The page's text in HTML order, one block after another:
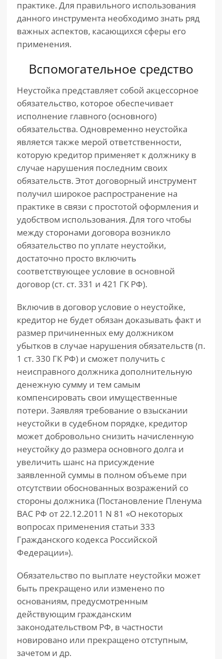
практике. Для правильного использования
данного инструмента необходимо знать ряд
важных аспектов, касающихся сферы его
применения.
Вспомогательное средство
Неустойка представляет собой акцессорное
обязательство, которое обеспечивает
исполнение главного (основного)
обязательства. Одновременно неустойка
является также мерой ответственности,
которую кредитор применяет к должнику в
случае нарушения последним своих
обязательств. Этот договорный инструмент
получил широкое распространение на
практике в связи с простотой оформления и
удобством использования. Для того чтобы
между сторонами договора возникло
обязательство по уплате неустойки,
достаточно просто включить
соответствующее условие в основной
договор (ст. ст. 331 и 421 ГК РФ).
Включив в договор условие о неустойке,
кредитор не будет обязан доказывать факт и
размер причиненных ему должником
убытков в случае нарушения обязательств (п.
1 ст. 330 ГК РФ) и сможет получить с
неисправного должника дополнительную
денежную сумму и тем самым
компенсировать свои имущественные
потери. Заявляя требование о взыскании
неустойки в судебном порядке, кредитор
может добровольно снизить начисленную
неустойку до размера основного долга и
увеличить шанс на присуждение
заявленной суммы в полном объеме при
отсутствии обоснованных возражений со
стороны должника (Постановление Пленума
ВАС РФ от 22.12.2011 N 81 «О некоторых
вопросах применения статьи 333
Гражданского кодекса Российской
Федерации»).
Обязательство по выплате неустойки может
быть прекращено или изменено по
основаниям, предусмотренным
действующим гражданским
законодательством РФ, в частности
новировано или прекращено отступным,
зачетом и др.